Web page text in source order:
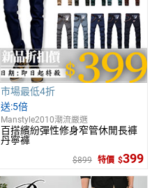
市場最低4折
5倍
Manstyle2010潮流嚴選
百搭繽紛彈性修身窄管休閒長褲
丹寧褲
899 特價 399